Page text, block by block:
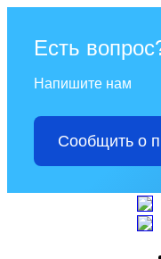
Есть
Напишите нам
Сообщить о